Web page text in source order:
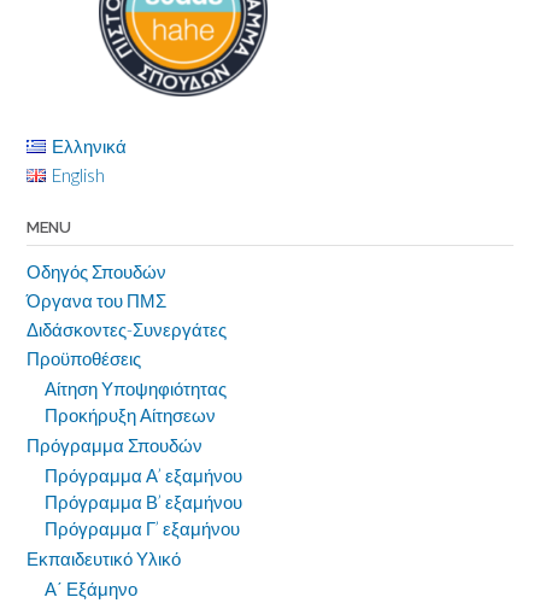
Ελληνικά
English
MENU
Οδηγός Σπουδών
Όργανα του ΠΜΣ
Διδάσκοντες-Συνεργάτες
Προϋποθέσεις
Αίτηση Υποψηφιότητας
Προκήρυξη Αίτησεων
Πρόγραμμα Σπουδών
Πρόγραμμα Α’ εξαμήνου
Πρόγραμμα Β’ εξαμήνου
Πρόγραμμα Γ’ εξαμήνου
Εκπαιδευτικό Υλικό
Α΄ Εξάμηνο